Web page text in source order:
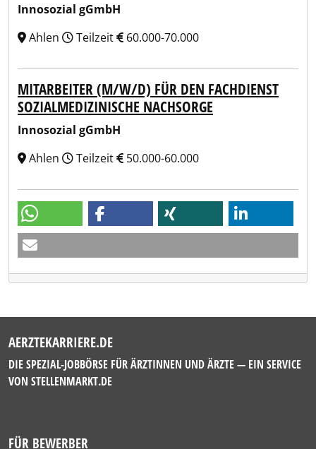
Innosozial gGmbH
Ahlen
Teilzeit 60.000-70.000
MITARBEITER (M/W/D) FÜR DEN FACHDIENST
SOZIALMEDIZINISCHE NACHSORGE
Innosozial gGmbH
Ahlen
Teilzeit 50.000-60.000
AERZTEKARRIERE.DE
DIE SPEZIAL-JOBBÖRSE FÜR ÄRZTINNEN UND ÄRZTE — EIN SERVICE
VON STELLENMARKT.DE
FÜR BEWERBER